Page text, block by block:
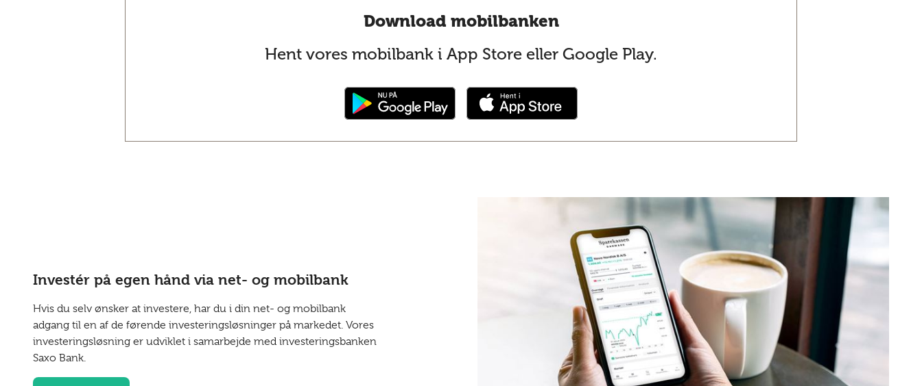
Download mobilbanken
Hent vores mobilbank i App Store eller Google Play.
Investér på egen hånd via net- og mobilbank
Hvis du selv ønsker at investere, har du i din net- og mobilbank
adgang til en af de førende investeringsløsninger på markedet. Vores
investeringsløsning er udviklet i samarbejde med investeringsbanken
Saxo Bank.